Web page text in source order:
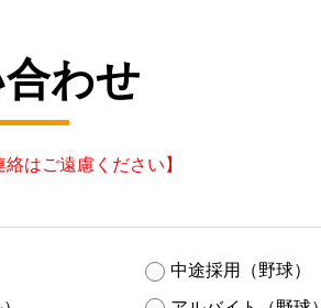
わせ
はご遠慮ください】
中途採用（野球）